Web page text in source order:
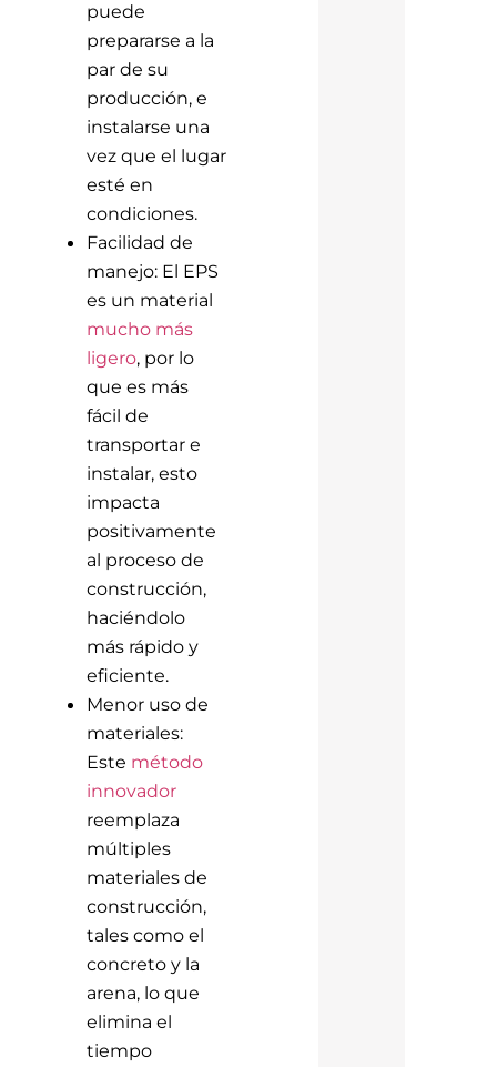
puede
prepararse a la
par de su
producción, e
instalarse una
vez que el lugar
esté en
condiciones.
Facilidad de
manejo: El EPS
es un material
mucho más
ligero, por lo
que es más
fácil de
transportar e
instalar, esto
impacta
positivamente
al proceso de
construcción,
haciéndolo
más rápido y
eficiente.
Menor uso de
materiales:
Este método
innovador
reemplaza
múltiples
materiales de
construcción,
tales como el
concreto y la
arena, lo que
elimina el
tiempo